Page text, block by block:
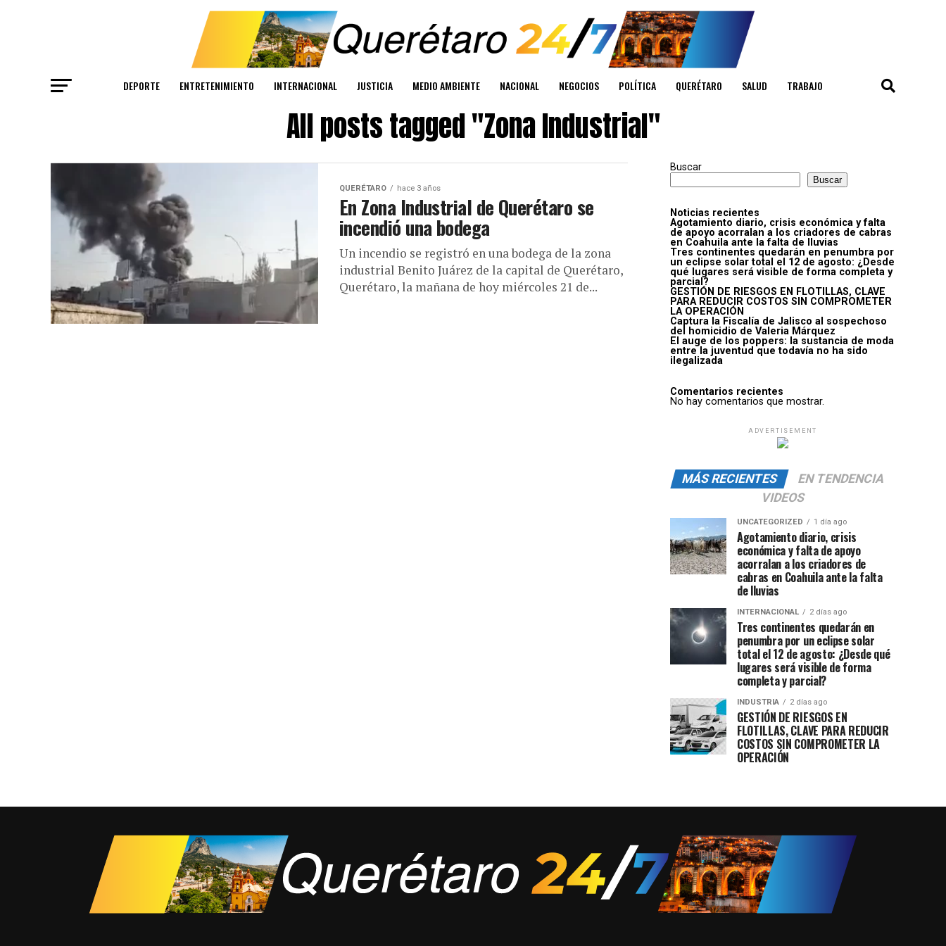
DEPORTE ENTRETENIMIENTO INTERNACIONAL JUSTICIA MEDIO AMBIENTE NACIONAL NEGOCIOS POLÍTICA QUERÉTARO SALUD TRABAJO
All posts tagged "Zona Industrial"
QUERÉTARO hace 3 años
En Zona Industrial de Querétaro se
incendió una bodega
Un incendio se registró en una bodega de la zona
industrial Benito Juárez de la capital de Querétaro,
Querétaro, la mañana de hoy miércoles 21 de...
Buscar
Buscar
Noticias recientes
Agotamiento diario, crisis económica y falta
de apoyo acorralan a los criadores de cabras
en Coahuila ante la falta de lluvias
Tres continentes quedarán en penumbra por
un eclipse solar total el 12 de agosto: ¿Desde
qué lugares será visible de forma completa y
parcial?
GESTIÓN DE RIESGOS EN FLOTILLAS, CLAVE
PARA REDUCIR COSTOS SIN COMPROMETER
LA OPERACIÓN
Captura la Fiscalía de Jalisco al sospechoso
del homicidio de Valeria Márquez
El auge de los poppers: la sustancia de moda
entre la juventud que todavía no ha sido
ilegalizada
Comentarios recientes
No hay comentarios que mostrar.
ADVERTISEMENT
MÁS RECIENTES
EN TENDENCIA
VIDEOS
UNCATEGORIZED 1 día ago
Agotamiento diario, crisis
económica y falta de apoyo
acorralan a los criadores de
cabras en Coahuila ante la falta
de lluvias
INTERNACIONAL 2 días ago
Tres continentes quedarán en
penumbra por un eclipse solar
total el 12 de agosto: ¿Desde qué
lugares será visible de forma
completa y parcial?
INDUSTRIA 2 días ago
GESTIÓN DE RIESGOS EN
FLOTILLAS, CLAVE PARA REDUCIR
COSTOS SIN COMPROMETER LA
OPERACIÓN